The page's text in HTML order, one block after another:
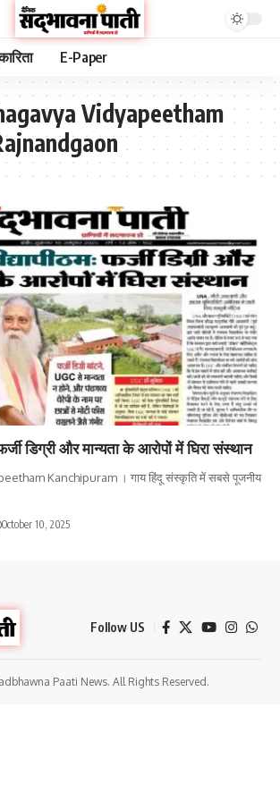
E-Paper
Vidyapeetham
डिग्री और मान्यता के आरोपों में घिरा संस्थान
Kanchipuram । गाय हिंदू संस्कृति में सबसे पूजनीय
October 10, 2025
Follow US
Paati News. All Rights Reserved.